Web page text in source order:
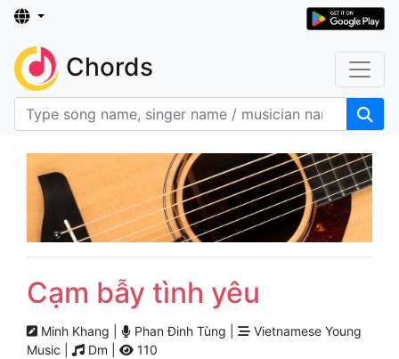
Chords
Cạm bẫy tình yêu
Minh Khang | Phan Đinh Tùng |
Vietnamese Young
Music |
Dm | 110